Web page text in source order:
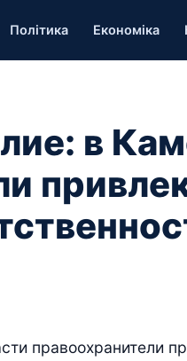
Політика Економіка
в
правоохранители